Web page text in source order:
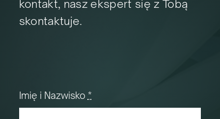
kontakt, nasz ekspert się z Tobą
skontaktuje.
Imię i Nazwisko *